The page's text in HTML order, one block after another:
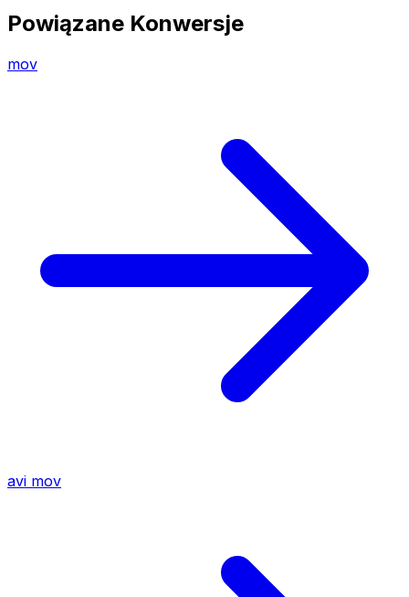
Powiązane Konwersje
mov
avi mov